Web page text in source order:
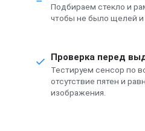
Подбираем стекло и
чтобы не было щелей и
Проверка перед
Тестируем сенсор по
отсутствие пятен и
изображения.